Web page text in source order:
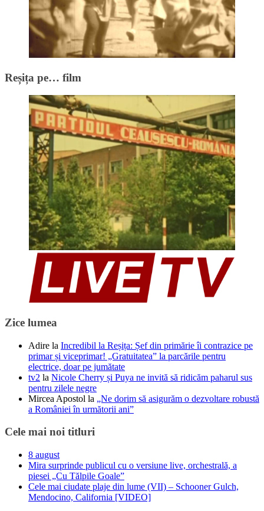
Reșița pe… film
Zice lumea
Adire la Incredibil la Reșița: Șef din primărie îi contrazice pe
primar și viceprimar! „Gratuitatea” la parcările pentru
electrice, doar pe jumătate
tv2 la Nicole Cherry și Puya ne invită să ridicăm paharul sus
pentru zilele negre
Mircea Apostol la „Ne dorim să asigurăm o dezvoltare robustă
a României în următorii ani”
Cele mai noi titluri
8 august
Mira surprinde publicul cu o versiune live, orchestrală, a
piesei „Cu Tălpile Goale”
Cele mai ciudate plaje din lume (VII) – Schooner Gulch,
Mendocino, California [VIDEO]